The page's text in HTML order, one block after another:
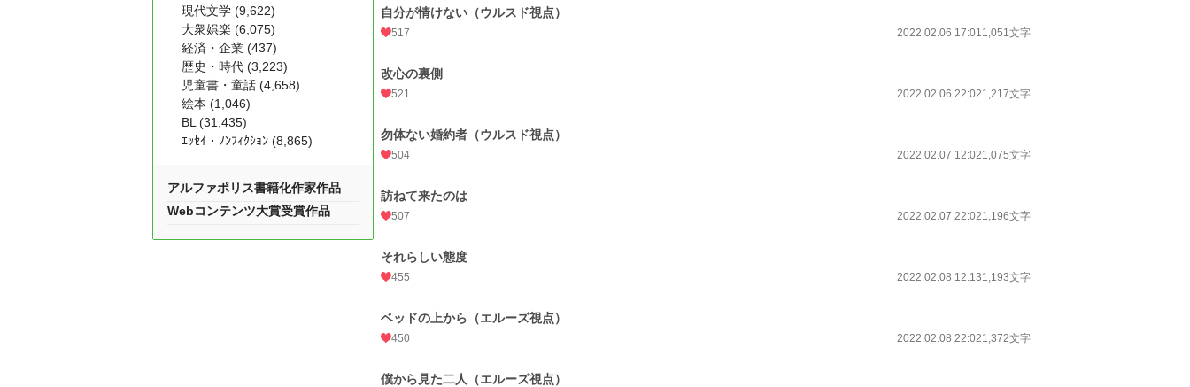
自分が情けない（ウルスド視点）
517 2022.02.06 17:011,051文字
改心の裏側
521 2022.02.06 22:021,217文字
勿体ない婚約者（ウルスド視点）
504 2022.02.07 12:021,075文字
訪ねて来たのは
507 2022.02.07 22:021,196文字
それらしい態度
455 2022.02.08 12:131,193文字
ベッドの上から（エルーズ視点）
450 2022.02.08 22:021,372文字
僕から見た二人（エルーズ視点）
現代文学 (9,622)
大衆娯楽 (6,075)
経済・企業 (437)
歴史・時代 (3,223)
児童書・童話 (4,658)
絵本 (1,046)
BL (31,435)
ｴｯｾｲ・ﾉﾝﾌｨｸｼｮﾝ (8,865)
アルファポリス書籍化作家作品
Webコンテンツ大賞受賞作品